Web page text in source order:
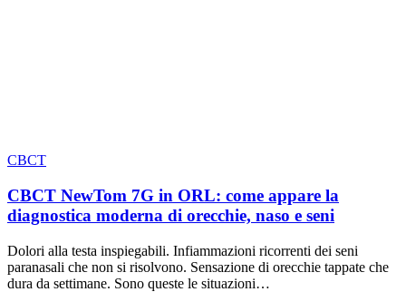
CBCT
CBCT NewTom 7G in ORL: come appare la
diagnostica moderna di orecchie, naso e seni
Dolori alla testa inspiegabili. Infiammazioni ricorrenti dei seni
paranasali che non si risolvono. Sensazione di orecchie tappate che
dura da settimane. Sono queste le situazioni…